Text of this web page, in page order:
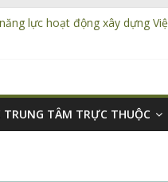
lực hoạt động xây dựng
bổ nhiệm và giao nhiệm
TRUNG TÂM TRỰC THUỘC